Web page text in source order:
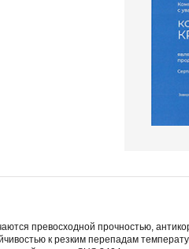
превосходной прочностью,
к резким перепадам